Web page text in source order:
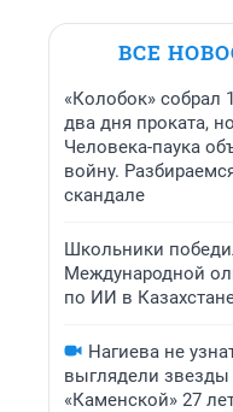
ВСЕ
«Колобок» собрал
два дня проката,
Человека-паука
войну.
скандале
Школьники
Международной
по ИИ в
Нагиева не
выглядели звезды
«Каменской» 27